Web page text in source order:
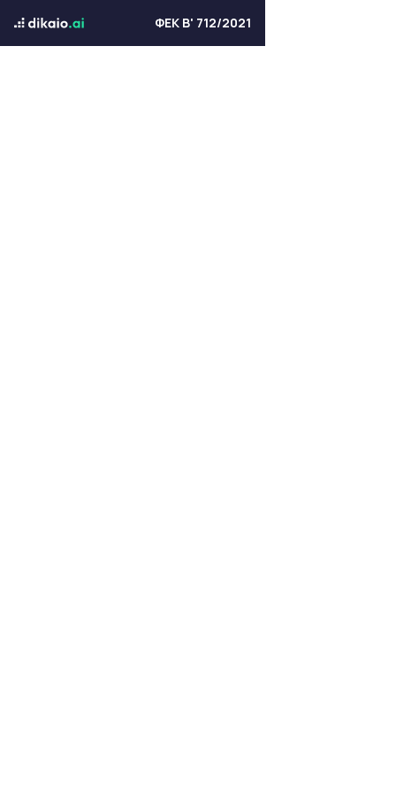
ΦΕΚ Β' 712/2021